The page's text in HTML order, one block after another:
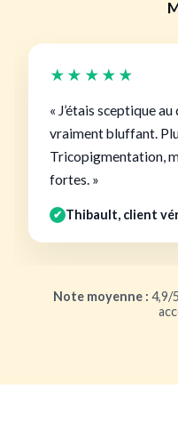
★★★★★
« J’étais sceptique
vraiment bluffant.
Tricopigmentation,
fortes. »
✔ Thibault, client
Note moyenne : 4,9/